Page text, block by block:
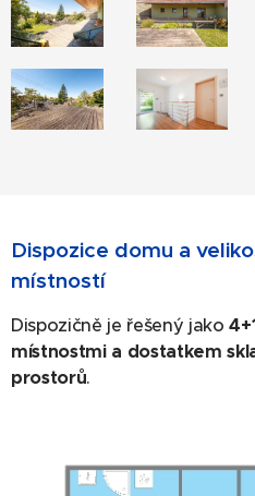
Dispozice domu a
místností
Dispozičně je řešený jako
místnostmi a dostatkem
prostorů.